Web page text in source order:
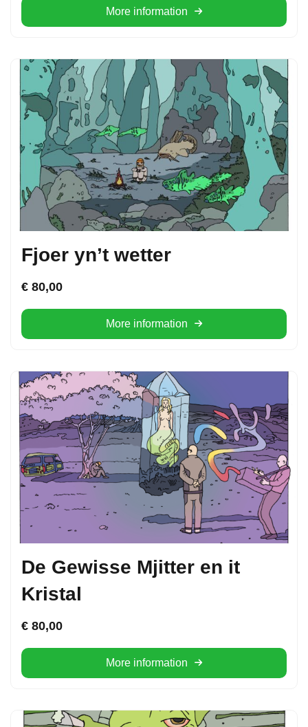
More information
Fjoer yn’t wetter
€ 80,00
More information
De Gewisse Mjitter en it
Kristal
€ 80,00
More information